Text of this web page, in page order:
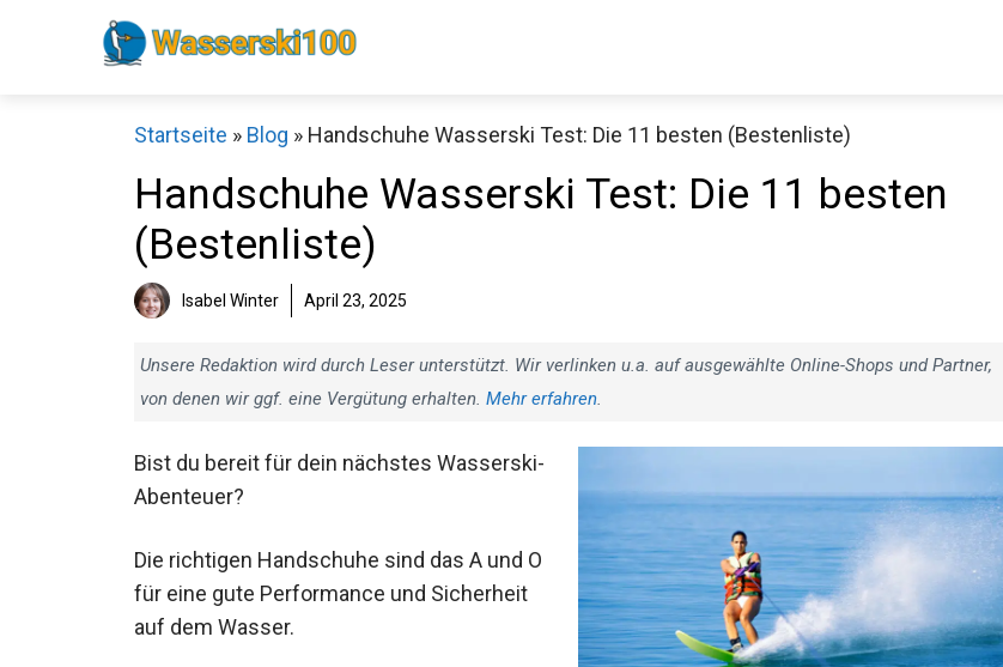
Startseite » Blog » Handschuhe Wasserski Test: Die 11 besten (Bestenliste)
Handschuhe Wasserski Test: Die 11 besten
(Bestenliste)
Isabel Winter April 23, 2025
Unsere Redaktion wird durch Leser unterstützt. Wir verlinken u.a. auf ausgewählte Online-Shops und Partner,
von denen wir ggf. eine Vergütung erhalten. Mehr erfahren.
Bist du bereit für dein nächstes Wasserski-
Abenteuer?
Die richtigen Handschuhe sind das A und O
für eine gute Performance und Sicherheit
auf dem Wasser.